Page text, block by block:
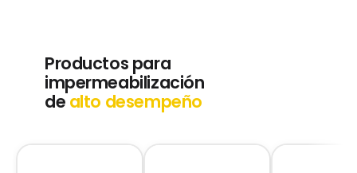
Productos para
impermeabilización
de alto desempeño